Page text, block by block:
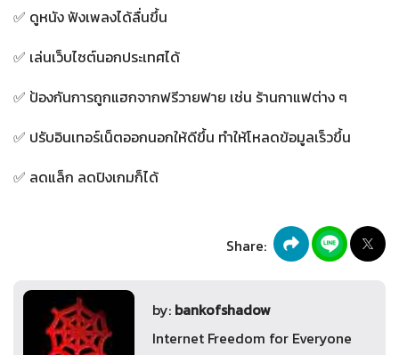
✅ ดูหนัง ฟังเพลงได้ลื่นขึ้น
✅ เล่นเว็บไซต์นอกประเทศได้
✅ ป้องกันการถูกแฮกจากฟรีวายฟาย เช่น ร้านกาแฟต่าง ๆ
✅ ปรับอินเทอร์เน็ตออกนอกให้ดีขึ้น ทำให้โหลดข้อมูลเร็วขึ้น
✅ ลดแล็ก ลดปิงเกมก็ได้
Share:
by: bankofshadow
Internet Freedom for Everyone